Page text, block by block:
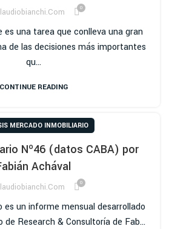
0
es una tarea que conlleva una gran
de las decisiones más importantes
qu...
CONTINUE READING
MERCADO INMOBILIARIO
Nº46 (datos CABA) por
Achával
0
es un informe mensual desarrollado
Research & Consultoría de Fab...